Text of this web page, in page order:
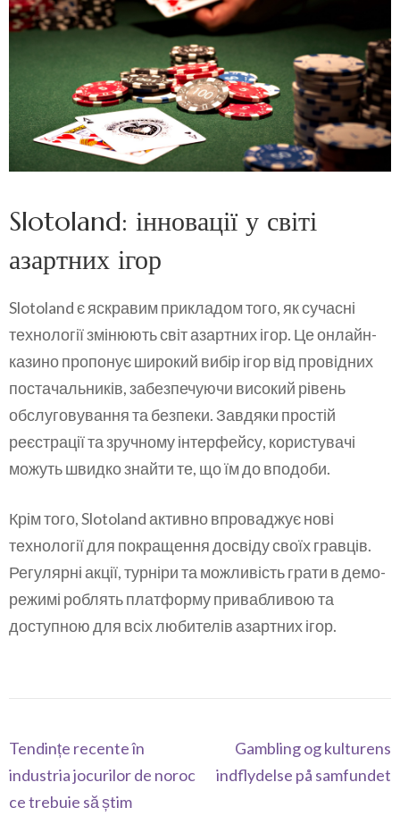
Slotoland: інновації у світі
азартних ігор
Slotoland є яскравим прикладом того, як сучасні
технології змінюють світ азартних ігор. Це онлайн-
казино пропонує широкий вибір ігор від провідних
постачальників, забезпечуючи високий рівень
обслуговування та безпеки. Завдяки простій
реєстрації та зручному інтерфейсу, користувачі
можуть швидко знайти те, що їм до вподоби.
Крім того, Slotoland активно впроваджує нові
технології для покращення досвіду своїх гравців.
Регулярні акції, турніри та можливість грати в демо-
режимі роблять платформу привабливою та
доступною для всіх любителів азартних ігор.
Navegación
de
entradas
Tendințe recente în
industria jocurilor de noroc
ce trebuie să știm
Gambling og kulturens
indflydelse på samfundet